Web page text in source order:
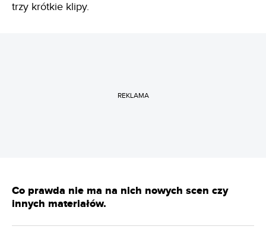
trzy krótkie klipy.
REKLAMA
Co prawda nie ma na nich nowych scen czy
innych materiałów.